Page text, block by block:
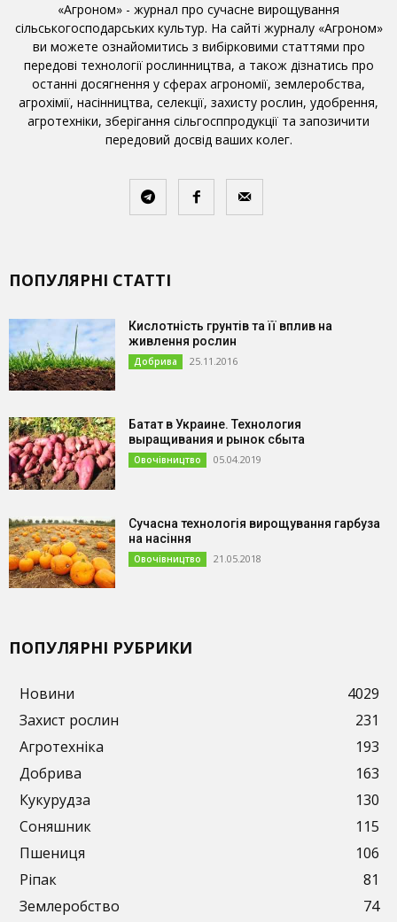
«Агроном» - журнал про сучасне вирощування
сільськогосподарських культур. На сайті журналу «Агроном»
ви можете ознайомитись з вибірковими статтями про
передові технології рослинництва, а також дізнатись про
останні досягнення у сферах агрономії, землеробства,
агрохімії, насінництва, селекції, захисту рослин, удобрення,
агротехніки, зберігання сільгосппродукції та запозичити
передовий досвід ваших колег.
ПОПУЛЯРНІ СТАТТІ
Кислотність грунтів та її вплив на
живлення рослин
Добрива 25.11.2016
Батат в Украине. Технология
выращивания и рынок сбыта
Овочівництво 05.04.2019
Сучасна технологія вирощування гарбуза
на насіння
Овочівництво 21.05.2018
ПОПУЛЯРНІ РУБРИКИ
Новини
4029
Захист рослин
231
Агротехніка
193
Добрива
163
Кукурудза
130
Соняшник
115
Пшениця
106
Ріпак
81
Землеробство
74